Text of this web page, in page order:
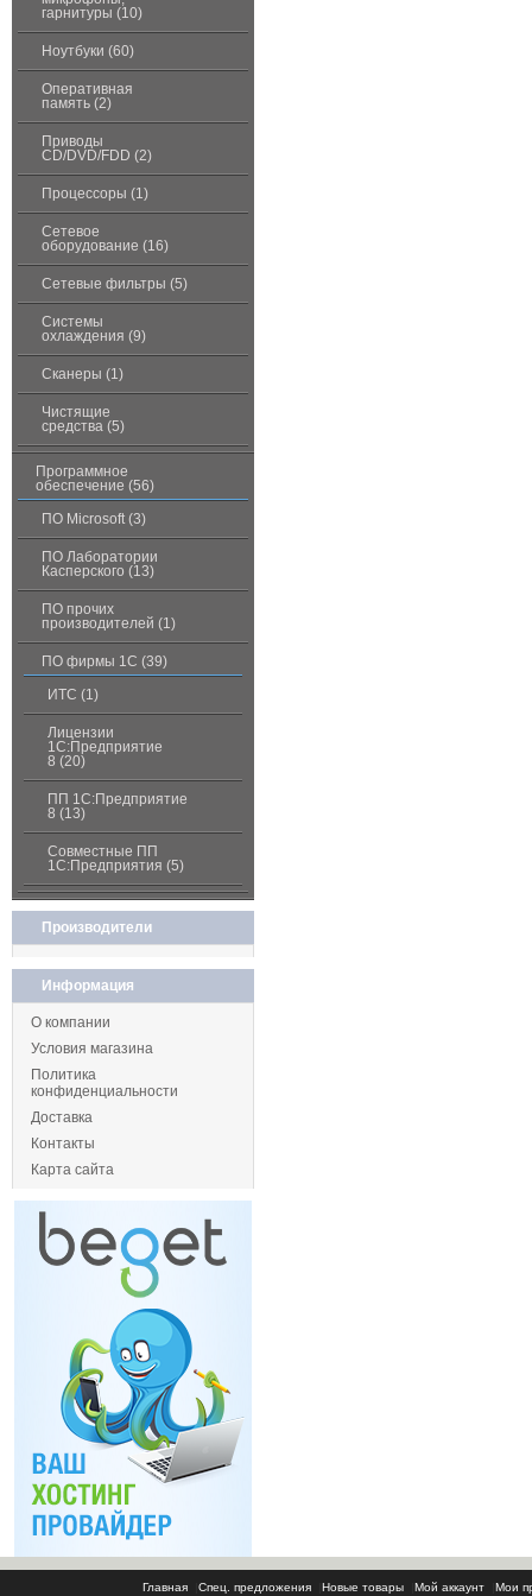
гарнитуры (10)
Ноутбуки (60)
Оперативная
память (2)
Приводы
CD/DVD/FDD (2)
Процессоры (1)
Сетевое
оборудование (16)
Сетевые фильтры (5)
Системы
охлаждения (9)
Сканеры (1)
Чистящие
средства (5)
Программное
обеспечение (56)
ПО Microsoft (3)
ПО Лаборатории
Касперского (13)
ПО прочих
производителей (1)
ПО фирмы 1С (39)
ИТС (1)
Лицензии
1С:Предприятие
8 (20)
ПП 1С:Предприятие
8 (13)
Совместные ПП
1С:Предприятия (5)
Производители
Информация
О компании
Условия магазина
Политика
конфиденциальности
Доставка
Контакты
Карта сайта
Главная Спец. предложения Новые товары Мой аккаунт Мои